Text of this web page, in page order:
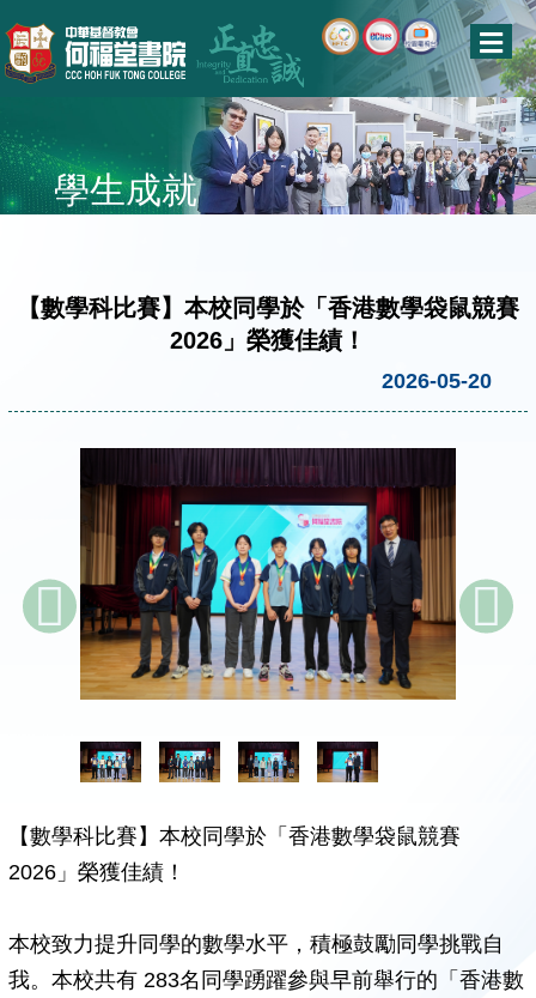
學生成就
【數學科比賽】本校同學於「香港數學袋鼠競賽
2026」榮獲佳績！
2026-05-20
【數學科比賽】本校同學於「香港數學袋鼠競賽
2026」榮獲佳績！
本校致力提升同學的數學水平，積極鼓勵同學挑戰自
我。本校共有 283名同學踴躍參與早前舉行的「香港數